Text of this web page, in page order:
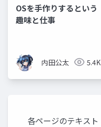
OSを手作りするという
趣味と仕事
内田公太 5.4K
各ページのテキスト